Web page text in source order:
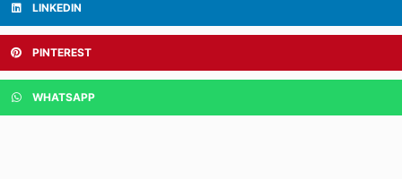
LINKEDIN
PINTEREST
WHATSAPP